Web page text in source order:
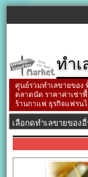
ทำ
ศูนย์รวมทำเลขายของ
ตลาดนัด ราคาค่าเช่า
ร้านกาแฟ ธุรกิจแฟรน